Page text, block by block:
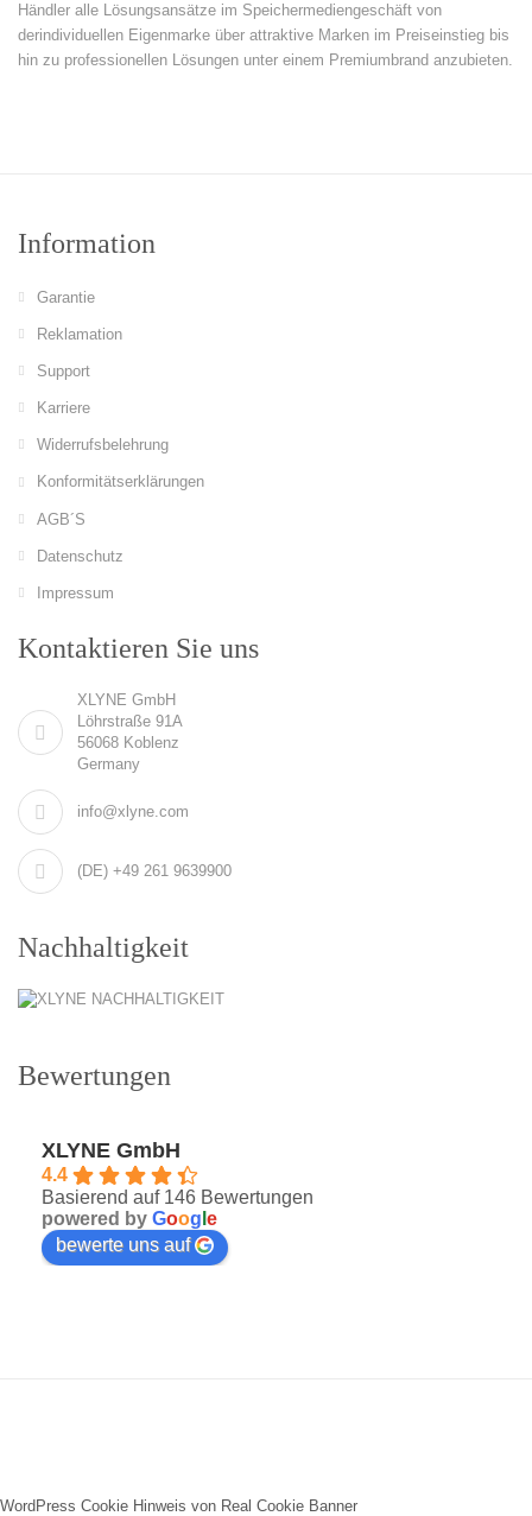
Händler alle Lösungsansätze im Speichermediengeschäft von
derindividuellen Eigenmarke über attraktive Marken im Preiseinstieg bis
hin zu professionellen Lösungen unter einem Premiumbrand anzubieten.
Information
Garantie
Reklamation
Support
Karriere
Widerrufsbelehrung
Konformitätserklärungen
AGB´S
Datenschutz
Impressum
Kontaktieren Sie uns
XLYNE GmbH
Löhrstraße 91A
56068 Koblenz
Germany
info@xlyne.com
(DE) +49 261 9639900
Nachhaltigkeit
Bewertungen
XLYNE GmbH
4.4
Basierend auf 146 Bewertungen
powered by Goog e
bewerte uns auf
WordPress Cookie Hinweis von Real Cookie Banner